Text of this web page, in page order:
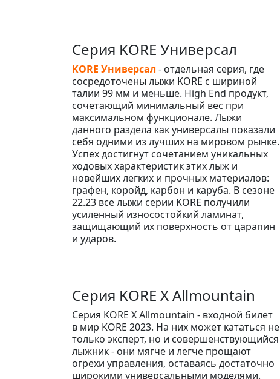
Серия KORE Универсал
KORE Универсал - отдельная серия, где
сосредоточены лыжи KORE с шириной
талии 99 мм и меньше. High End продукт,
сочетающий минимальный вес при
максимальном функционале. Лыжи
данного раздела как универсалы показали
себя одними из лучших на мировом рынке.
Успех достигнут сочетанием уникальных
ходовых характеристик этих лыж и
новейших легких и прочных материалов:
графен, коройд, карбон и каруба. В сезоне
22.23 все лыжи серии KORE получили
усиленный износостойкий ламинат,
защищающий их поверхность от царапин
и ударов.
Серия KORE X Allmountain
Серия KORE X Allmountain - входной билет
в мир KORE 2023. На них может кататься не
только эксперт, но и совершенствующийся
лыжник - они мягче и легче прощают
огрехи управления, оставаясь достаточно
широкими универсальными моделями.